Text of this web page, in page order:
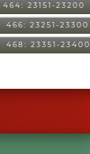
464: 23151-23200
466: 23251-23300
468: 23351-23400